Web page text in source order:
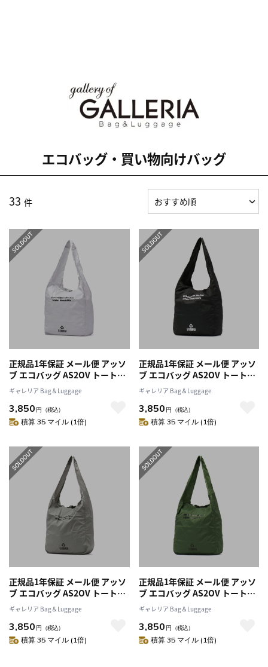
エコバッグ・買い物向けバッグ
33 件
正規品1年保証 メール便 アッソ
ブ エコバッグ AS2OV トートバ
ッグ 折りたたみ コンパクト
40D NYLON RIP ECO BAG Lサ
イズ 大きめ A4 B4 ナイロン 軽
量 丈夫 ショッピングバッグ メ
ギャレリア Bag＆Luggage
3,850 円 （税込）
積算 35 マイル (1倍)
正規品1年保証 メール便 アッソ
ブ エコバッグ AS2OV トートバ
ッグ 折りたたみ コンパクト
40D NYLON RIP ECO BAG Lサ
イズ 大きめ A4 B4 ナイロン 軽
量 丈夫 ショッピングバッグ メ
ギャレリア Bag＆Luggage
3,850 円 （税込）
積算 35 マイル (1倍)
正規品1年保証 メール便 アッソ
ブ エコバッグ AS2OV トートバ
ッグ 折りたたみ コンパクト
40D NYLON RIP ECO BAG Lサ
イズ 大きめ A4 B4 ナイロン 軽
量 丈夫 ショッピングバッグ メ
ギャレリア Bag＆Luggage
3,850 円 （税込）
積算 35 マイル (1倍)
正規品1年保証 メール便 アッソ
ブ エコバッグ AS2OV トートバ
ッグ 折りたたみ コンパクト
40D NYLON RIP ECO BAG Lサ
イズ 大きめ A4 B4 ナイロン 軽
量 丈夫 ショッピングバッグ メ
ギャレリア Bag＆Luggage
3,850 円 （税込）
積算 35 マイル (1倍)